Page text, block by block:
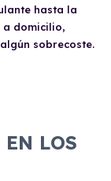
hasta la
a domicilio,
sobrecoste.
LOS